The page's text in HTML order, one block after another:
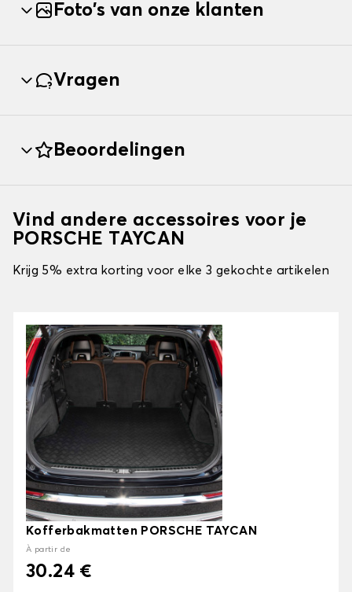
Foto's van onze klanten
Vragen
Beoordelingen
Vind andere accessoires voor je
PORSCHE TAYCAN
Krijg 5% extra korting voor elke 3 gekochte artikelen
Kofferbakmatten PORSCHE TAYCAN
À partir de
30.24 €